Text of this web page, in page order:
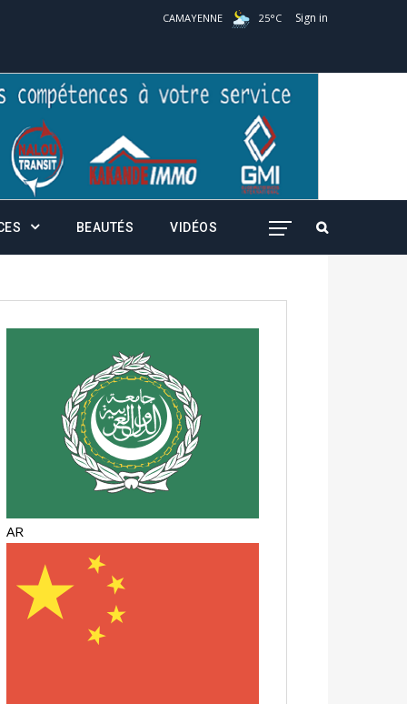
CAMAYENNE 25°C Sign in
BEAUTÉS VIDÉOS
AR